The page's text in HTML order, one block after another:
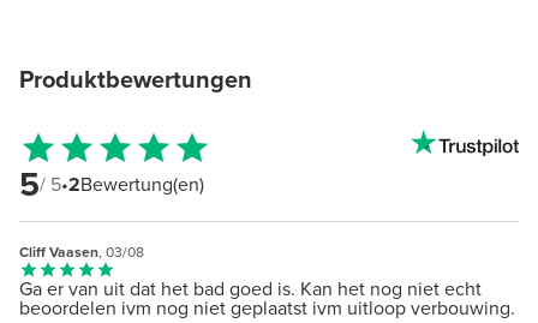
Produktbewertungen
5/ 5•2Bewertung(en)
Cliff Vaasen, 03/08
Ga er van uit dat het bad goed is. Kan het nog niet echt
beoordelen ivm nog niet geplaatst ivm uitloop verbouwing.